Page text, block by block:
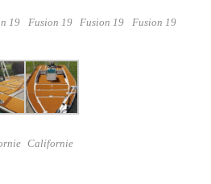
19 Fusion 19 Fusion 19 Fusion 19
Californie